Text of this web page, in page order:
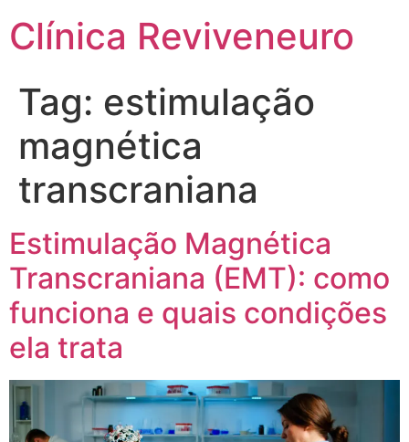
Clínica Reviveneuro
Tag: estimulação
magnética
transcraniana
Estimulação Magnética
Transcraniana (EMT): como
funciona e quais condições
ela trata